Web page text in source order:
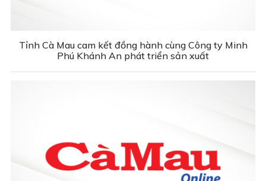
Tỉnh Cà Mau cam kết đồng hành cùng Công ty Minh
Phú Khánh An phát triển sản xuất